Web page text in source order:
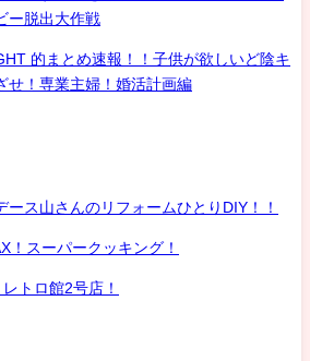
ー脱出大作戦
的まとめ速報！！子供が欲しいど陰キ
せ！専業主婦！婚活計画編
ース山さんのリフォームひとりDIY！！
！スーパークッキング！
トロ館2号店！